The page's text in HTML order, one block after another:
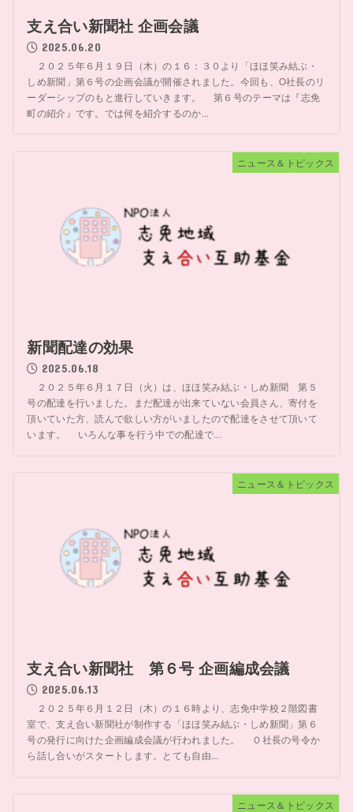
支え合い新聞社 企画会議
2025.06.20
２０２５年６月１９日（木）の１６：３０より「ほほ笑み結ぶ・
しめ新聞」第６号の企画会議が開催されました。今回も、O社長のリ
ーダーシップのもと進行していきます。 第６号のテーマは『志免
町の紹介』です。では何を紹介するのか...
ニュース＆トピックス
新聞配達の効果
2025.06.18
２０２５年６月１７日（火）は、ほほ笑み結ぶ・しめ新聞 第５
号の配達を行いました。まだ配達が出来ていない会員さん、寄付を
頂いていた方、読んで欲しい方がいましたので配達をさせて頂いて
います。 いろんな事を行う中での配達で...
ニュース＆トピックス
支え合い新聞社 第６号 企画編成会議
2025.06.13
２０２５年６月１２日（木）の１６時より、志免中学校２階図書
室で、支え合い新聞社が制作する「ほほ笑み結ぶ・しめ新聞」第６
号の発行に向けた企画編成会議が行われました。 Ｏ社長の号令か
ら話し合いがスタートします。とても自由...
ニュース＆トピックス